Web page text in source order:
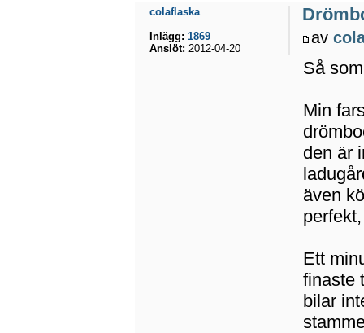
av
Så
Min
den är
även
Ett
finaste
bilar
colaflaska
Inlägg: 1869
Anslöt: 2012-04-20